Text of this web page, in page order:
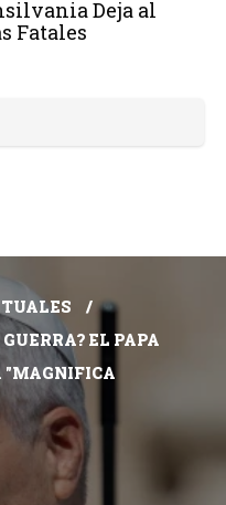
Deja al
Fatales
EL PAPA
"MAGNIFICA